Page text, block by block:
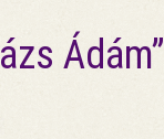
Ádám”